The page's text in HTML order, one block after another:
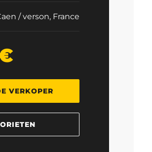
/ verson, France
VERKOPER